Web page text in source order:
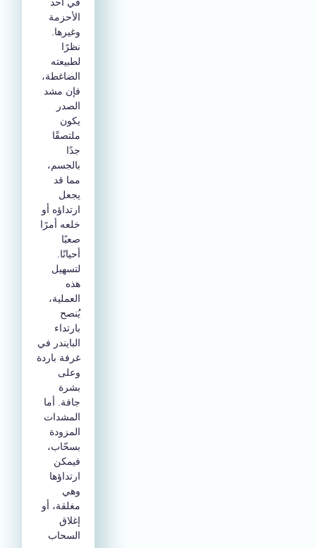
الأحزمة
وغيرها.
لطبيعته
الضاغطة،
فإن مشد
الصدر
ملتصقًا
بالجسم،
مما قد
يجعل
ارتداؤه أو
خلعه أمرًا
أحيانًا.
لتسهيل
العملية،
يُنصح
بارتداء
البايندر في
غرفة باردة
وعلى
بشرة
جافة. أما
المشدات
المزودة
بسحّاب،
فيمكن
ارتداؤها
مغلقة، أو
إغلاق
السحاب